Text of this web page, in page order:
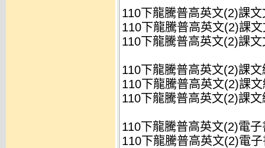
110下龍騰普高英文(2)課
110下龍騰普高英文(2)課
110下龍騰普高英文(2)課
110下龍騰普高英文(2)課
110下龍騰普高英文(2)課
110下龍騰普高英文(2)課
110下龍騰普高英文(2)電
110下龍騰普高英文(2)電